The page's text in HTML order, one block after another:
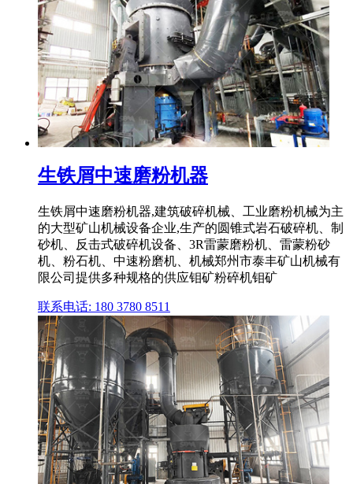
生铁屑中速磨粉机器
生铁屑中速磨粉机器,建筑破碎机械、工业磨粉机械为主
的大型矿山机械设备企业,生产的圆锥式岩石破碎机、制
砂机、反击式破碎机设备、3R雷蒙磨粉机、雷蒙粉砂
机、粉石机、中速粉磨机、机械郑州市泰丰矿山机械有
限公司提供多种规格的供应钼矿粉碎机钼矿
联系电话: 180 3780 8511